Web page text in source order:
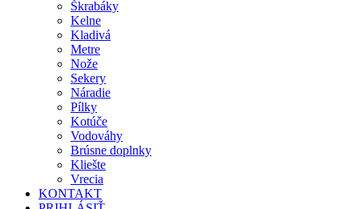
Škrabáky
Kelne
Kladivá
Metre
Nože
Sekery
Náradie
Pílky
Kotúče
Vodováhy
Brúsne doplnky
Kliešte
Vrecia
KONTAKT